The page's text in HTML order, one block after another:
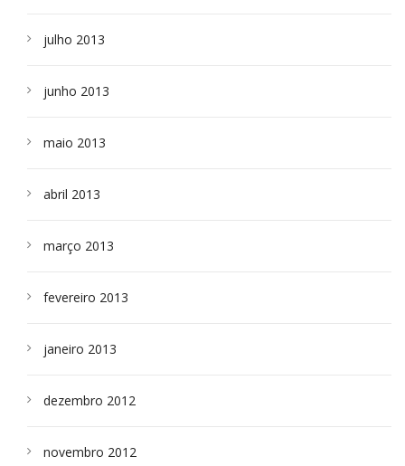
julho 2013
junho 2013
maio 2013
abril 2013
março 2013
fevereiro 2013
janeiro 2013
dezembro 2012
novembro 2012